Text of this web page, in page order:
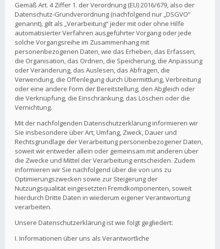
Gemäß Art. 4 Ziffer 1. der Verordnung (EU) 2016/679, also der
Datenschutz-Grundverordnung (nachfolgend nur „DSGVO“
genannt), gilt als „Verarbeitung“ jeder mit oder ohne Hilfe
automatisierter Verfahren ausgeführter Vorgang oder jede
solche Vorgangsreihe im Zusammenhang mit
personenbezogenen Daten, wie das Erheben, das Erfassen,
die Organisation, das Ordnen, die Speicherung, die Anpassung
oder Veränderung, das Auslesen, das Abfragen, die
Verwendung, die Offenlegung durch Übermittlung, Verbreitung
oder eine andere Form der Bereitstellung, den Abgleich oder
die Verknüpfung, die Einschränkung, das Löschen oder die
Vernichtung.
Mit der nachfolgenden Datenschutzerklärung informieren wir
Sie insbesondere über Art, Umfang, Zweck, Dauer und
Rechtsgrundlage der Verarbeitung personenbezogener Daten,
soweit wir entweder allein oder gemeinsam mit anderen über
die Zwecke und Mittel der Verarbeitung entscheiden. Zudem
informieren wir Sie nachfolgend über die von uns zu
Optimierungszwecken sowie zur Steigerung der
Nutzungsqualität eingesetzten Fremdkomponenten, soweit
hierdurch Dritte Daten in wiederum eigener Verantwortung
verarbeiten.
Unsere Datenschutzerklärung ist wie folgt gegliedert:
I. Informationen über uns als Verantwortliche